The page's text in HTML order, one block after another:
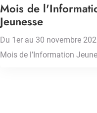
Mois de
Jeunesse
Du 1er au 30 novembre
Mois de l’Information